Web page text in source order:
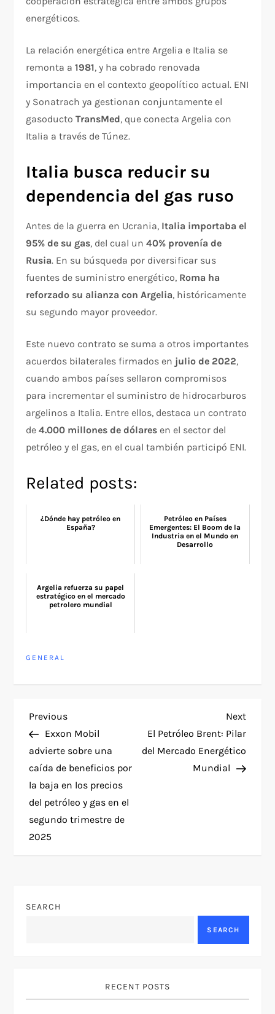
energéticos.
La relación energética entre Argelia e Italia se
remonta a1981, y ha cobrado renovada
importancia en el contexto geopolítico actual. ENI
y Sonatrach ya gestionan conjuntamente el
gasoductoTransMed, que conecta Argelia con
Italia a través de Túnez.
Italia busca reducir su
dependencia del gas ruso
Antes de la guerra en Ucrania, Italia importaba el
95% de su gas, del cual un40% provenía de
Rusia. En su búsqueda por diversificar sus
fuentes de suministro energético, Roma ha
reforzado su alianza con Argelia, históricamente
su segundo mayor proveedor.
Este nuevo contrato se suma a otros importantes
acuerdos bilaterales firmados en julio de 2022,
cuando ambos países sellaron compromisos
para incrementar el suministro de hidrocarburos
argelinos a Italia. Entre ellos, destaca un contrato
de4.000 millones de dólares en el sector del
petróleo y el gas, en el cual también participó ENI.
Related posts:
¿Dónde hay petróleo en
España?
Petróleo en Países
Emergentes: El Boom de la
Industria en el Mundo en
Desarrollo
Argelia refuerza su papel
estratégico en el mercado
petrolero mundial
GENERAL
P
o
s
t
n
Previous
Post
Previous
Exxon Mobil
advierte sobre una
caída de beneficios por
la baja en los precios
del petróleo y gas en el
segundo trimestre de
2025
Next
Post
Next
El Petróleo Brent: Pilar
del Mercado Energético
Mundial
SEARCH
SEARCH
RECENT POSTS